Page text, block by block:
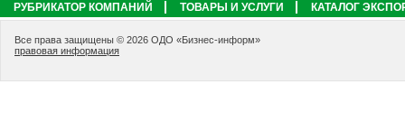
РУБРИКАТОР КОМПАНИЙ ТОВАРЫ И УСЛУГИ КАТАЛОГ
Все права защищены © 2026 ОДО «Бизнес-информ»
правовая информация